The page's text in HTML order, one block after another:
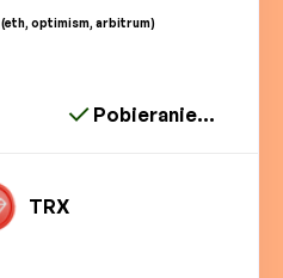
(eth, optimism, arbitrum)
Pobieranie...
TRX